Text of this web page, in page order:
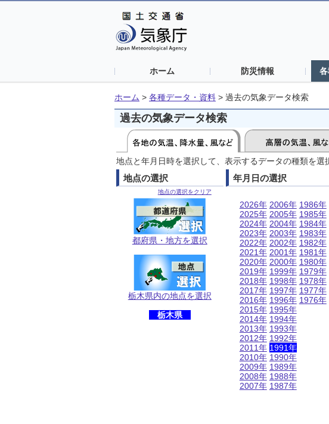
ホーム 防災情報
ホーム > 各種データ・資料 > 過去の気象データ検索
過去の気象データ検索
地点と年月日時を選択して、表示するデータの種類を選
地点の選択
地点の選択をクリア
都府県・地方を選択
栃木県内の地点を選択
栃木県
年月日の選択
2026年
2025年
2024年
2023年
2022年
2021年
2020年
2019年
2018年
2017年
2016年
2015年
2014年
2013年
2012年
2011年
2010年
2009年
2008年
2007年
2006年
2005年
2004年
2003年
2002年
2001年
2000年
1999年
1998年
1997年
1996年
1995年
1994年
1993年
1992年
1991年
1990年
1989年
1988年
1987年
1986年
1985年
1984年
1983年
1982年
1981年
1980年
1979年
1978年
1977年
1976年